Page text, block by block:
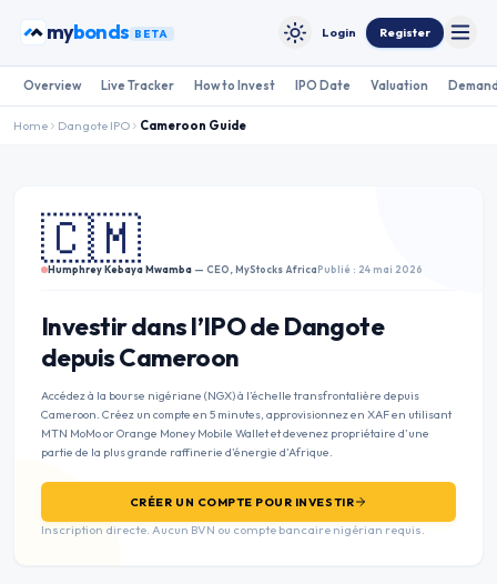
mybonds BETA Toggle theme
Login Register
Overview Live Tracker How to Invest IPO Date Valuation
Home Dangote IPO Cameroon Guide
🇨🇲
Humphrey Kebaya Mwamba — CEO, MyStocks AfricaPublié : 24 mai 2026
Investir dans l’IPO de Dangote
depuis Cameroon
Accédez à la bourse nigériane (NGX) à l’échelle transfrontalière depuis
Cameroon. Créez un compte en 5 minutes, approvisionnez en XAF en utilisant
MTN MoMo or Orange Money Mobile Wallet et devenez propriétaire d’une
partie de la plus grande raffinerie d’énergie d’Afrique.
CRÉER UN COMPTE POUR INVESTIR
Inscription directe. Aucun BVN ou compte bancaire nigérian requis.